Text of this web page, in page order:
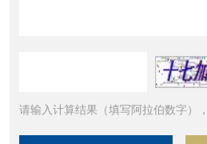
请输入计算结果（填写阿拉伯数字）